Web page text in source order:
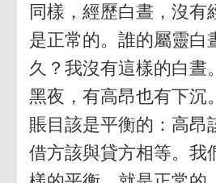
同樣，經歷白晝，沒有
是正常的。誰的屬靈白
久？我沒有這樣的白晝
黑夜，有高昂也有下沉
賬目該是平衡的：高昂
借方該與貸方相等。我